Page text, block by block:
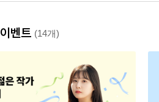
벤트 (14개)